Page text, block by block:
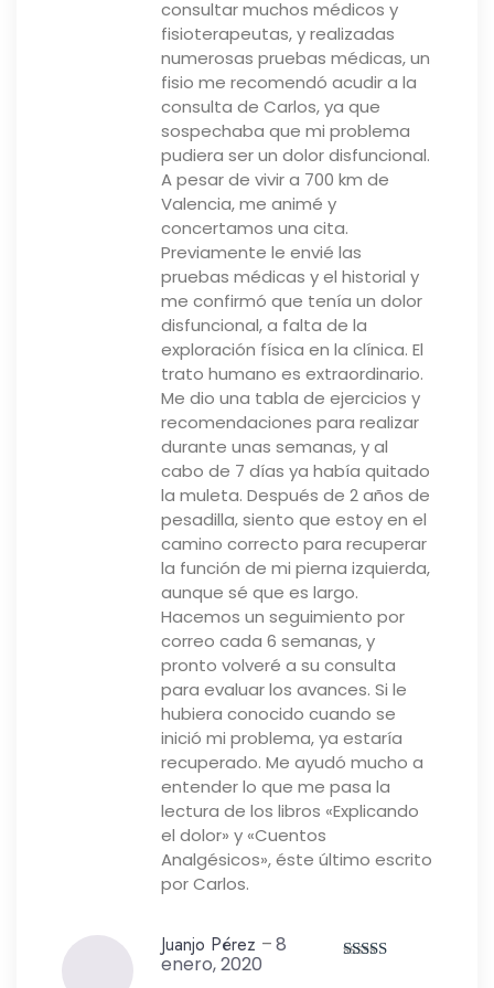
consultar muchos médicos y
fisioterapeutas, y realizadas
numerosas pruebas médicas, un
fisio me recomendó acudir a la
consulta de Carlos, ya que
sospechaba que mi problema
pudiera ser un dolor disfuncional.
A pesar de vivir a 700 km de
Valencia, me animé y
concertamos una cita.
Previamente le envié las
pruebas médicas y el historial y
me confirmó que tenía un dolor
disfuncional, a falta de la
exploración física en la clínica. El
trato humano es extraordinario.
Me dio una tabla de ejercicios y
recomendaciones para realizar
durante unas semanas, y al
cabo de 7 días ya había quitado
la muleta. Después de 2 años de
pesadilla, siento que estoy en el
camino correcto para recuperar
la función de mi pierna izquierda,
aunque sé que es largo.
Hacemos un seguimiento por
correo cada 6 semanas, y
pronto volveré a su consulta
para evaluar los avances. Si le
hubiera conocido cuando se
inició mi problema, ya estaría
recuperado. Me ayudó mucho a
entender lo que me pasa la
lectura de los libros «Explicando
el dolor» y «Cuentos
Analgésicos», éste último escrito
por Carlos.
Juanjo Pérez –8
enero, 2020